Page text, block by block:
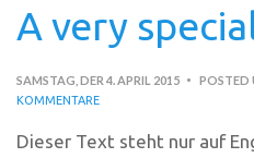
A very
SAMSTAG, DER 4. APRIL 2015 POSTED
KOMMENTARE
Dieser Text steht nur auf